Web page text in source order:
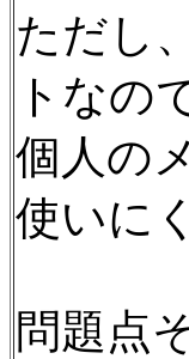
ただし
トなの
個人の
使いに
問題点